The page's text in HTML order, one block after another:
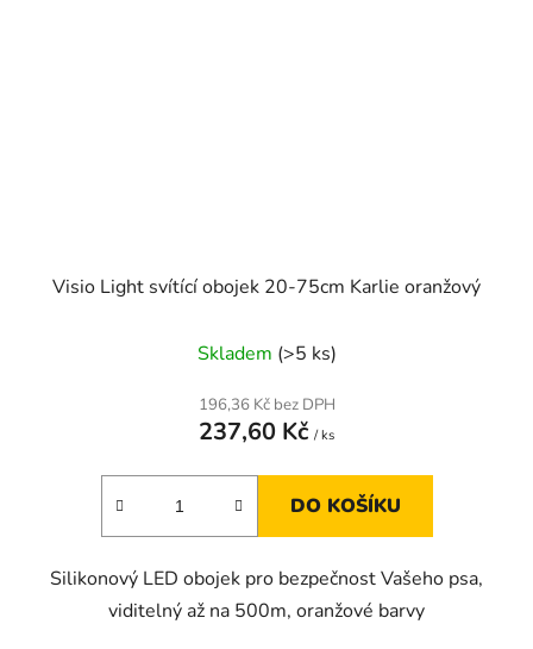
Visio Light svítící obojek 20-75cm Karlie oranžový
Skladem (>5 ks)
196,36 Kč bez DPH
237,60 Kč / ks
DO KOŠÍKU
Silikonový LED obojek pro bezpečnost Vašeho psa,
viditelný až na 500m, oranžové barvy